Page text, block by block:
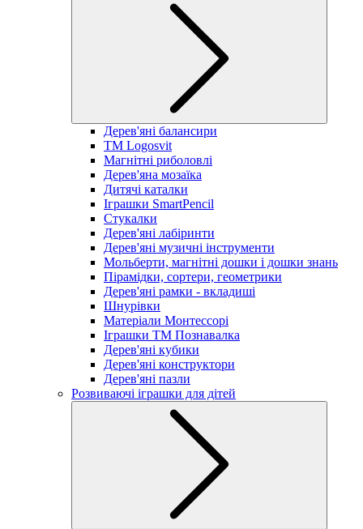
Дерев'яні балансири
TM Logosvit
Магнітні риболовлі
Дерев'яна мозаїка
Дитячі каталки
Іграшки SmartPencil
Стукалки
Дерев'яні лабіринти
Дерев'яні музичні інструменти
Мольберти, магнітні дошки і дошки знань
Пірамідки, сортери, геометрики
Дерев'яні рамки - вкладиші
Шнурівки
Матеріали Монтессорі
Іграшки ТМ Познавалка
Дерев'яні кубики
Дерев'яні конструктори
Дерев'яні пазли
Розвиваючі іграшки для дітей